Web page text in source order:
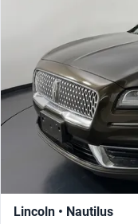
Lincoln • Nautilus